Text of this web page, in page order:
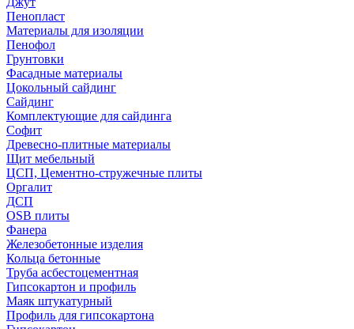
Пенопласт
Материалы для изоляции
Пенофол
Грунтовки
Фасадные материалы
Цокольный сайдинг
Сайдинг
Комплектующие для сайдинга
Софит
Древесно-плитные материалы
Щит мебельный
ЦСП, Цементно-стружечные плиты
Оргалит
ДСП
OSB плиты
Фанера
Железобетонные изделия
Кольца бетонные
Труба асбестоцементная
Гипсокартон и профиль
Маяк штукатурный
Профиль для гипсокартона